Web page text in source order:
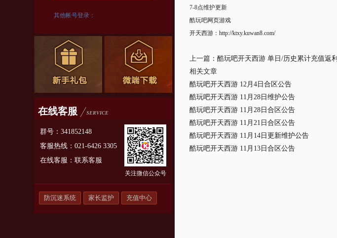
其他帐号登录：
在线客服 SERVICE
群号：341852148
客服热线：021-6426 3305
在线客服： 联系客服
关注微信公众号
防沉迷系统 家长监护 充值中心
7-8点维护更新
酷玩吧网页游戏
开天西游 ： http://ktxy.kuwan8.com/
上一篇： 酷玩吧开天西游 单日/历史累计充值返利
相关文章
酷玩吧开天西游 12月4日合区公告
酷玩吧开天西游 11月28日维护公告
酷玩吧开天西游 11月28日合区公告
酷玩吧开天西游 11月21日合区公告
酷玩吧开天西游 11月14日更新维护公告
酷玩吧开天西游 11月13日合区公告